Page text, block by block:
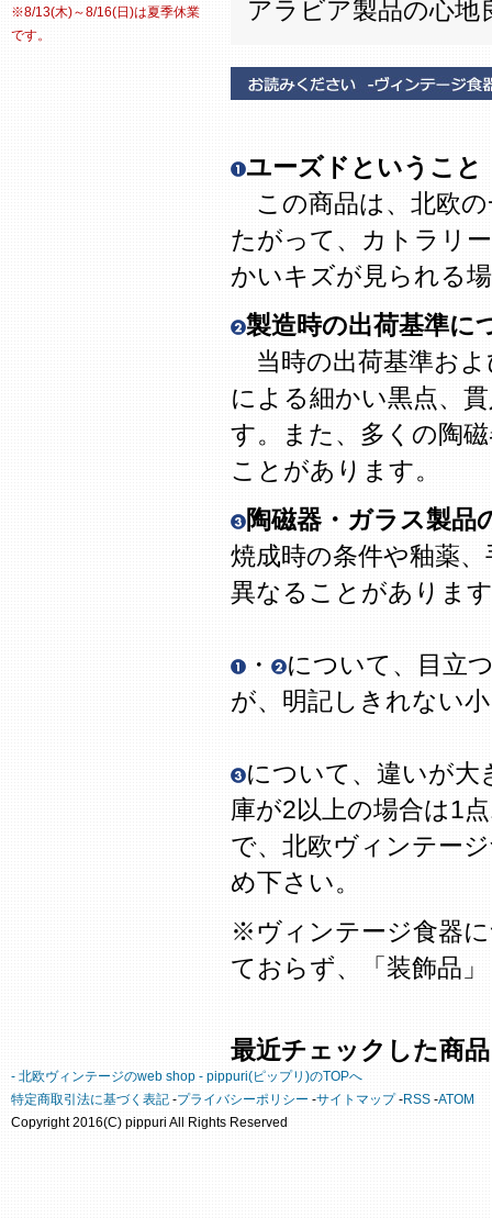
アラビア製品の心
ユーズドということ
この商品は、北欧の
たがって、カトラリ
かいキズが見られる
製造時の出荷基準に
当時の出荷基準およ
による細かい黒点、
す。また、多くの陶
ことがあります。
陶磁器・ガラス製品
焼成時の条件や釉薬
異なることがありま
・
について、目立
が、明記しきれない
について、違いが
庫が2以上の場合は1
で、北欧ヴィンテー
め下さい。
※ヴィンテージ食器
ておらず、「装飾品
最近チェックした商品
※8/13(木)～8/16(日)は夏季休業
です。
- 北欧ヴィンテージのweb shop - pippuri(ピップリ)のTOPへ
特定商取引法に基づく表記 -プライバシーポリシー -サイトマップ-RSS -ATOM
Copyright 2016(C) pippuri All Rights Reserved